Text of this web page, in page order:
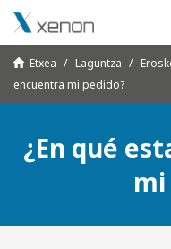
Etxea Laguntza
encuentra mi pedido?
¿En qué
mi